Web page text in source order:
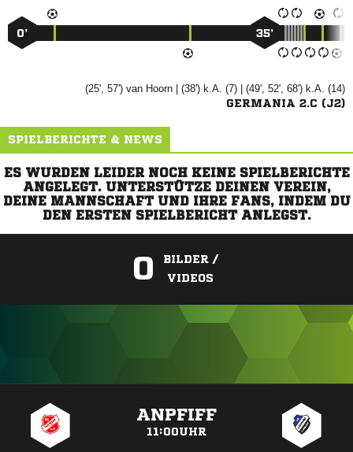
0’ 35’
(25', 57')   | (38') k.A. (7) | (49', 52', 68') k.A. (14)
GERMANIA 2.C (J2)
SPIELBERICHTE & NEWS
ES WURDEN LEIDER NOCH KEINE SPIELBERICHTE
ANGELEGT. UNTERSTÜTZE DEINEN VEREIN,
DEINE MANNSCHAFT UND IHRE FANS, INDEM DU
DEN ERSTEN SPIELBERICHT ANLEGST.
0
BILDER /
VIDEOS
ANPFIFF
11:00UHR